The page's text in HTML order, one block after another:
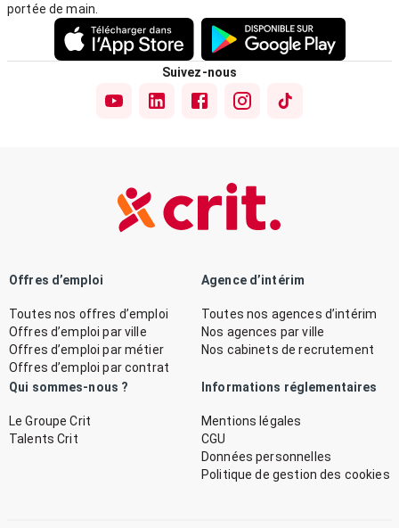
portée de main.
Suivez-nous
Offres d’emploi
Toutes nos offres d’emploi
Offres d’emploi par ville
Offres d’emploi par métier
Offres d’emploi par contrat
Agence d’intérim
Toutes nos agences d’intérim
Nos agences par ville
Nos cabinets de recrutement
Qui sommes-nous ?
Le Groupe Crit
Talents Crit
Informations réglementaires
Mentions légales
CGU
Données personnelles
Politique de gestion des cookies